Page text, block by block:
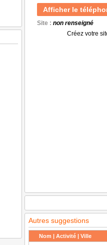
Afficher le
Site : non renseigné
Créez votre
Autres suggestions
Nom | Activité | Ville